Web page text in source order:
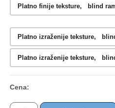
Platno finije teksture, blind
Platno izraženije teksture,
Platno izraženije teksture,
Cena: